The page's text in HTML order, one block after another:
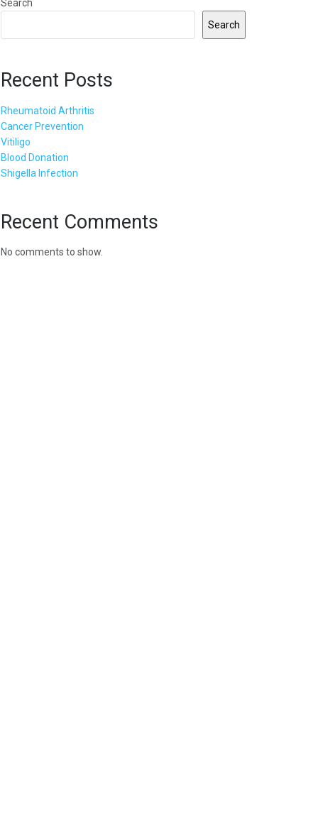
Search
Search
Recent Posts
Rheumatoid Arthritis
Cancer Prevention
Vitiligo
Blood Donation
Shigella Infection
Recent Comments
No comments to show.